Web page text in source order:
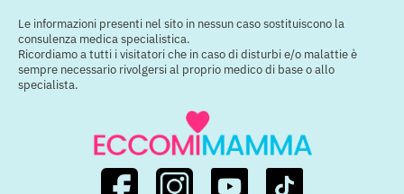
Le informazioni presenti nel sito in nessun caso sostituiscono la
consulenza medica specialistica.
Ricordiamo a tutti i visitatori che in caso di disturbi e/o malattie è
sempre necessario rivolgersi al proprio medico di base o allo
specialista.